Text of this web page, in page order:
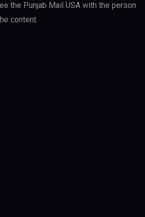
the Punjab Mail USA with the person
content.